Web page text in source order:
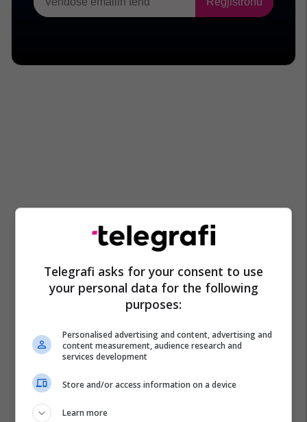
Telegrafi asks for your consent to use
your personal data for the following
purposes:
Personalised advertising and content, advertising and
content measurement, audience research and
services development
Store and/or access information on a device
Learn more